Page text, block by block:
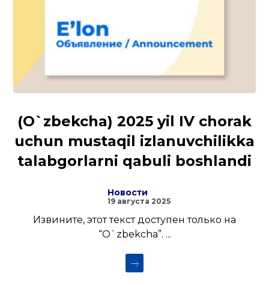
(O`zbekcha) 2025 yil IV chorak
uchun mustaqil izlanuvchilikka
talabgorlarni qabuli boshlandi
Новости
19 августа 2025
Извините, этот текст доступен только на
“O`zbekcha”. ...